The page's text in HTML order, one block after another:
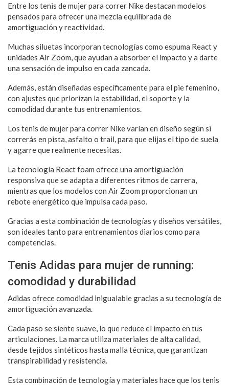
Entre los tenis de mujer para correr Nike destacan modelos
pensados para ofrecer una mezcla equilibrada de
amortiguación y reactividad.
Muchas siluetas incorporan tecnologías como espuma React y
unidades Air Zoom, que ayudan a absorber el impacto y a darte
una sensación de impulso en cada zancada.
Además, están diseñadas específicamente para el pie femenino,
con ajustes que priorizan la estabilidad, el soporte y la
comodidad durante tus entrenamientos.
Los tenis de mujer para correr Nike varían en diseño según si
correrás en pista, asfalto o trail, para que elijas el tipo de suela
y agarre que realmente necesitas.
La tecnología React foam ofrece una amortiguación
responsiva que se adapta a diferentes ritmos de carrera,
mientras que los modelos con Air Zoom proporcionan un
rebote energético que impulsa cada paso.
Gracias a esta combinación de tecnologías y diseños versátiles,
son ideales tanto para entrenamientos diarios como para
competencias.
Tenis Adidas para mujer de running:
comodidad y durabilidad
Adidas ofrece comodidad inigualable gracias a su tecnología de
amortiguación avanzada.
Cada paso se siente suave, lo que reduce el impacto en tus
articulaciones. La marca utiliza materiales de alta calidad,
desde tejidos sintéticos hasta malla técnica, que garantizan
transpirabilidad y resistencia.
Esta combinación de tecnología y materiales hace que los tenis